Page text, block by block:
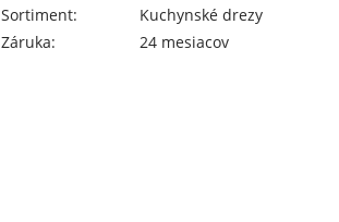
Sortiment:
Kuchynské drezy
Záruka:
24 mesiacov